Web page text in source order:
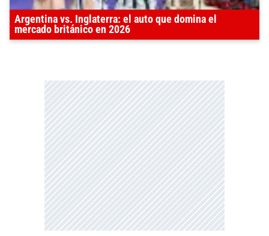
Argentina vs. Inglaterra: el auto que domina el
mercado británico en 2026